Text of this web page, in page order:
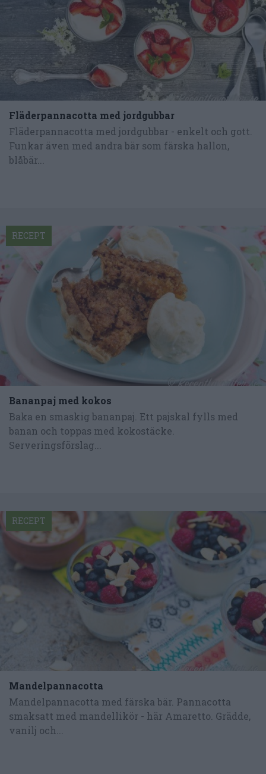
Fläderpannacotta med jordgubbar
Fläderpannacotta med jordgubbar - enkelt och gott.
Funkar även med andra bär som färska hallon,
blåbär...
Bananpaj med kokos
Baka en smaskig bananpaj. Ett pajskal fylls med
banan och toppas med kokostäcke.
Serveringsförslag...
RECEPT
Mandelpannacotta
Mandelpannacotta med färska bär. Pannacotta
smaksatt med mandellikör - här Amaretto. Grädde,
vanilj och...
RECEPT